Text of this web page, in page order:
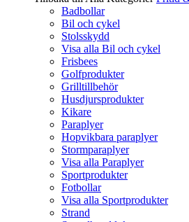
Badbollar
Bil och cykel
Stolsskydd
Visa alla Bil och cykel
Frisbees
Golfprodukter
Grilltillbehör
Husdjursprodukter
Kikare
Paraplyer
Hopvikbara paraplyer
Stormparaplyer
Visa alla Paraplyer
Sportprodukter
Fotbollar
Visa alla Sportprodukter
Strand